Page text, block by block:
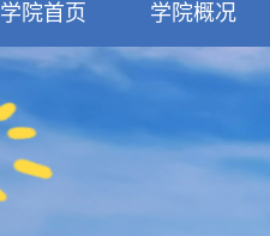
学院首页 学院概况